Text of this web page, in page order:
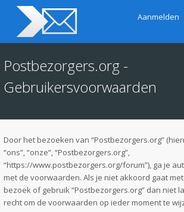
Aanmelden
Postbezorgers.org -
Gebruikersvoorwaarden
Door het bezoeken van “Postbezorgers.org”
“ons”, “onze”, “Postbezorgers.org”,
“https://www.postbezorgers.org/forum”), ga je
met de voorwaarden. Als je niet akkoord gaat
bezoek of gebruik “Postbezorgers.org” dan niet
recht om de voorwaarden op ieder moment te